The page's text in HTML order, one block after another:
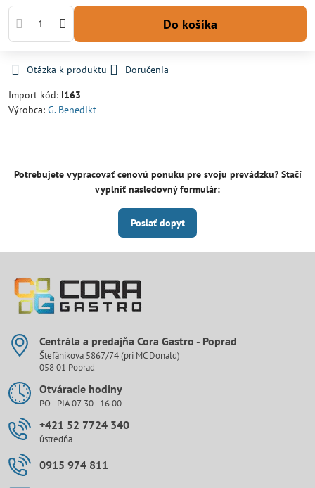
Do košíka
Otázka k produktu
Doručenia
Import kód: I163
Výrobca: G. Benedikt
Potrebujete vypracovať cenovú ponuku pre svoju prevádzku? Stačí
vyplniť nasledovný formulár:
Poslať dopyt
Centrála a predajňa Cora Gastro - Poprad
Štefánikova 5867/74 (pri MC Donald)
058 01 Poprad
Otváracie hodiny
PO - PIA 07:30 - 16:00
+421 52 7724 340
ústredňa
0915 974 811